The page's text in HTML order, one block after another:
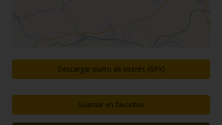
Descargar punto de interés (GPX)
Guardar en favoritos